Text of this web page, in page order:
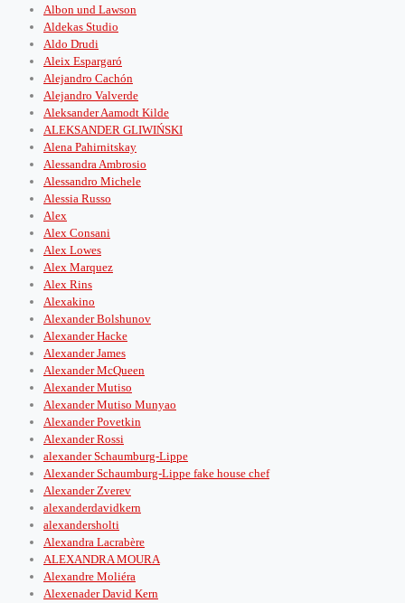
Albon und Lawson
Aldekas Studio
Aldo Drudi
Aleix Espargaró
Alejandro Cachón
Alejandro Valverde
Aleksander Aamodt Kilde
ALEKSANDER GLIWIŃSKI
Alena Pahirnitskay
Alessandra Ambrosio
Alessandro Michele
Alessia Russo
Alex
Alex Consani
Alex Lowes
Alex Marquez
Alex Rins
Alexakino
Alexander Bolshunov
Alexander Hacke
Alexander James
Alexander McQueen
Alexander Mutiso
Alexander Mutiso Munyao
Alexander Povetkin
Alexander Rossi
alexander Schaumburg-Lippe
Alexander Schaumburg-Lippe fake house chef
Alexander Zverev
alexanderdavidkern
alexandersholti
Alexandra Lacrabère
ALEXANDRA MOURA
Alexandre Moliéra
Alexenader David Kern